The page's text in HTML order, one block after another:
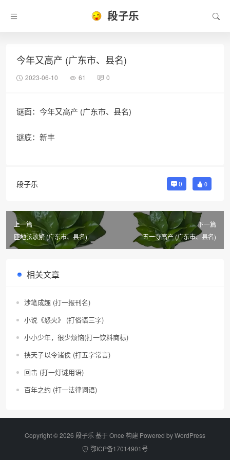
段子乐
今年又高产 (广东市、县名)
2023-06-10 61 0
谜面：今年又高产 (广东市、县名)
谜底：新丰
段子乐 0 0
上一篇
匝地弦歌繁 (广东市、县名)
下一篇
五一夺高产 (广东市、县名)
相关文章
涉笔成趣 (打一报刊名)
小说《怒火》 (打俗语三字)
小小少年，很少烦恼(打一饮料商标)
挟天子以令诸侯 (打五字常言)
回击 (打一灯谜用语)
百年之约 (打一法律词语)
Copyright © 2026 段子乐 基于 Once 构建 Powered byWordPress
鄂ICP备17014901号